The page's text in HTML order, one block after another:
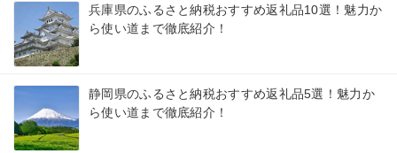
兵庫県のふるさと納税おすすめ返礼品10選！魅力か
ら使い道まで徹底紹介！
静岡県のふるさと納税おすすめ返礼品5選！魅力か
ら使い道まで徹底紹介！